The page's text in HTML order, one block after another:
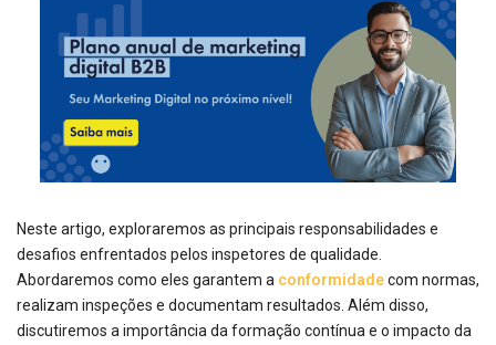
Neste artigo, exploraremos as principais responsabilidades e
desafios enfrentados pelos inspetores de qualidade.
Abordaremos como eles garantem a conformidadecom normas,
realizam inspeções e documentam resultados. Além disso,
discutiremos a importância da formação contínua e o impacto da